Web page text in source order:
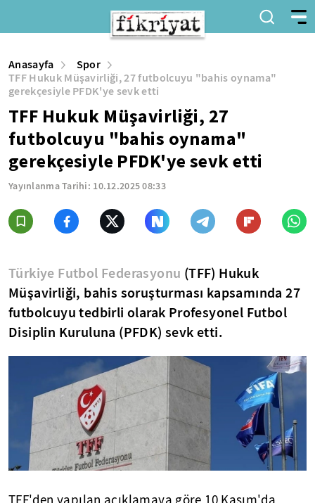
Anasayfa
Spor
TFF Hukuk Müşavirliği, 27 futbolcuyu "bahis oynama"
gerekçesiyle PFDK'ye sevk etti
TFF Hukuk Müşavirliği, 27
futbolcuyu "bahis oynama"
gerekçesiyle PFDK'ye sevk etti
Yayınlanma Tarihi: 10.12.2025 08:33
Türkiye Futbol Federasyonu (TFF) Hukuk
Müşavirliği, bahis soruşturması kapsamında 27
futbolcuyu tedbirli olarak Profesyonel Futbol
Disiplin Kuruluna (PFDK) sevk etti.